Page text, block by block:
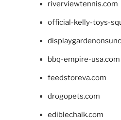
riverviewtennis.com
official-kelly-toys-
bbq-empire-usa.com
feedstoreva.com
drogopets.com
ediblechalk.com